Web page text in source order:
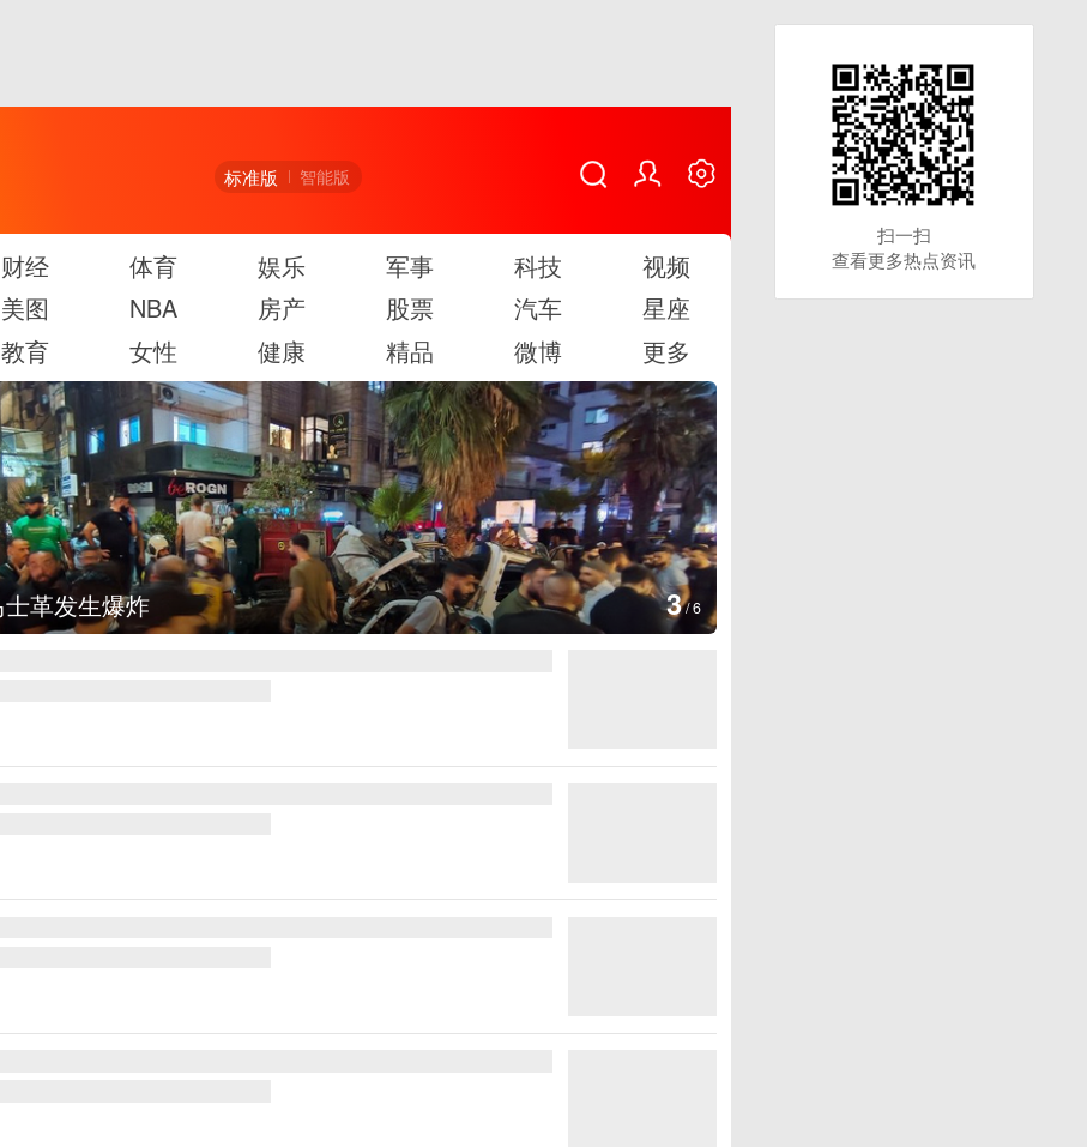
标准版 智能版
财经 体育 娱乐 军事 科技
视频
美图 NBA 房产 股票 汽车
星座
教育 女性 健康 精品 微博 更多
图集
云南弥勒：欢庆火把节 4/6
扫一扫
查看更多热点资讯
扫一扫
查看更多热点资讯